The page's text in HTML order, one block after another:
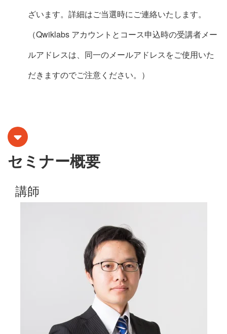
ざいます。詳細はご当選時にご連絡いたします。
（Qwiklabs アカウントとコース申込時の受講者メー
ルアドレスは、同一のメールアドレスをご使用いた
だきますのでご注意ください。）
セミナー概要
講師